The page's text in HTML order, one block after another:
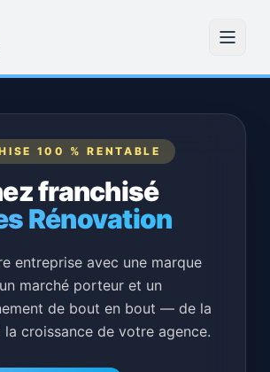
100 % RENTABLE
franchisé
Rénovation
entreprise avec une marque
marché porteur et un
de bout en bout — de la
croissance de votre agence.